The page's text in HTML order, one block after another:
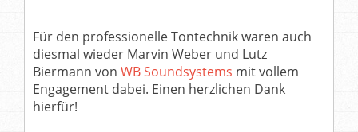
Für den professionelle Tontechnik waren auch
diesmal wieder Marvin Weber und Lutz
Biermann von WB Soundsystems mit vollem
Engagement dabei. Einen herzlichen Dank
hierfür!